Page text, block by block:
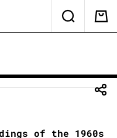
of the 1960s